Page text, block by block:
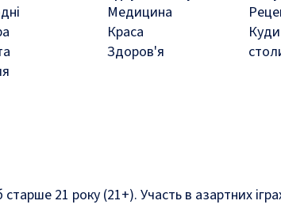
Медицина
Краса
Здоров'я
21 року (21+). Участь в азартних